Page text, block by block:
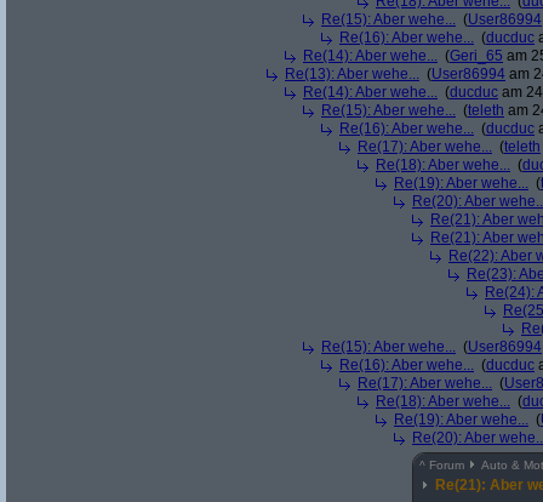
Re(15): Aber wehe... (User86994
Re(16): Aber wehe... (ducduc
Re(14): Aber wehe... (Geri_65 am
Re(13): Aber wehe... (User86994 am
Re(14): Aber wehe... (ducduc am
Re(15): Aber wehe... (teleth am
Re(16): Aber wehe... (ducduc
Re(17): Aber wehe... (teleth
Re(18): Aber wehe... (
Re(19): Aber wehe... (
Re(20): Aber
Re(21): Aber
Re(21): Aber
Re(22): Aber
Re(23):
Re(24):
Re(15): Aber wehe... (User86994
Re(16): Aber wehe... (ducduc
Re(17): Aber wehe... (
Re(18): Aber wehe... (
Re(19): Aber wehe... (
Re(20): Aber
^ Forum Auto &
Re(21): Aber